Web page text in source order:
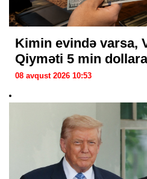
Kimin evində varsa,
Qiyməti 5 min
08 avqust 2026 10:53